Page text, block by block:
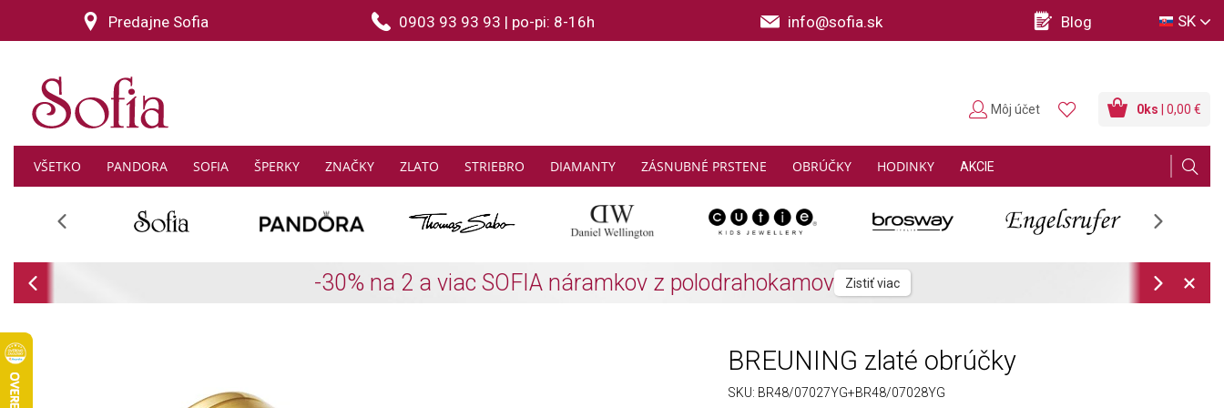
Predajne Sofia 0903 93 93 93 | po-pi: 8-16h info@sofia.sk Blog SK
VŠETKO PANDORA SOFIA ŠPERKY ZNAČKY ZLATO STRIEBRO DIAMANTY ZÁSNUBNÉ PRSTENE OBRÚČKY HODINKY AKCIE
0ks | 0,00 €
Môj účet
THOMAS SABO: Zbierajte a ušetrite Zistiť viac
BREUNING zlaté obrúčky
SKU: BR48/07027YG+BR48/07028YG